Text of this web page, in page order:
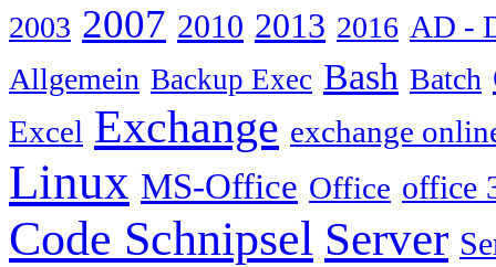
2003 2007 2010 2013 2016 AD -
Allgemein Backup Exec Bash Batch
Excel Exchange exchange
Linux MS-Office Office office
Code Schnipsel Server